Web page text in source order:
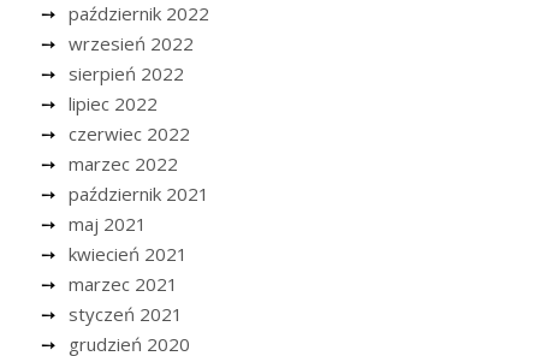
październik 2022
wrzesień 2022
sierpień 2022
lipiec 2022
czerwiec 2022
marzec 2022
październik 2021
maj 2021
kwiecień 2021
marzec 2021
styczeń 2021
grudzień 2020